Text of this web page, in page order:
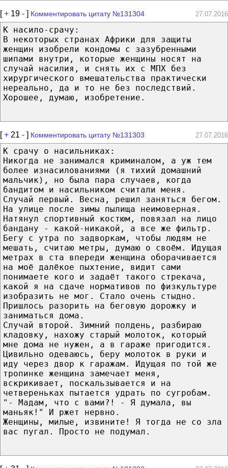
[+ 19 - ] Комментировать цитату №131304 27.07.2016
К насило-срачу:
В некоторых странах Африки для защиты
женщин изобрели кондомы с зазубренными
шипами внутри, которые женщины носят на
случай насилия, и снять их с МПХ без
хирургического вмешательства практически
нереально, да и то не без последствий.
Хорошее, думаю, изобретение.
[+ 21 - ] Комментировать цитату №131303 27.07.2016
К срачу о насильниках:
Никогда не занимался криминалом, а уж тем
более изнасилованиями (я тихий домашний
мальчик), но была пара случаев, когда
бандитом и насильником считали меня.
Случай первый. Весна, решил заняться бегом.
На улице после зимы пылища неимоверная.
Натянул спортивный костюм, повязал на лицо
бандану - какой-никакой, а все же фильтр.
Бегу с утра по задворкам, чтобы людям не
мешать, считаю метры, думаю о своём. Идущая
метрах в ста впереди женщина оборачивается
на моё далёкое пыхтение, видит сами
понимаете кого и задаёт такого стрекача,
какой я на сдаче нормативов по физкультуре
изобразить не мог. Стало очень стыдно.
Пришлось разорить на беговую дорожку и
заниматься дома.
Случай второй. Зимний полдень, разбираю
кладовку, нахожу старый молоток, который
мне дома не нужен, а в гараже пригодится.
Цивильно одеваюсь, беру молоток в руки и
иду через двор к гаражам. Идущая по той же
тропинке женщина замечает меня,
вскрикивает, поскальзывается и на
четвереньках пытается удрать по сугробам.
"- Мадам, что с вами?! - Я думала, вы
маньяк!" И ржет нервно.
Женщины, милые, извините! Я тогда не со зла
вас пугал. Просто не подумал.